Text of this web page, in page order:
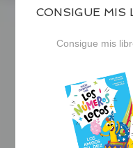
CONSIGUE MIS
Consigue mis